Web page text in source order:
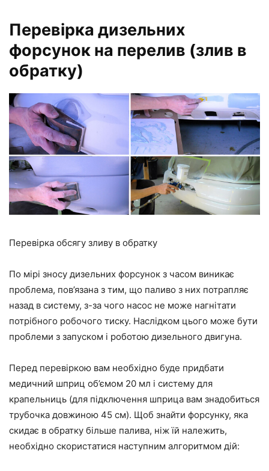
Перевірка дизельних
форсунок на перелив (злив в
обратку)
Перевірка обсягу зливу в обратку
По мірі зносу дизельних форсунок з часом виникає
проблема, пов’язана з тим, що паливо з них потрапляє
назад в систему, з-за чого насос не може нагнітати
потрібного робочого тиску. Наслідком цього може бути
проблеми з запуском і роботою дизельного двигуна.
Перед перевіркою вам необхідно буде придбати
медичний шприц об’ємом 20 мл і систему для
крапельниць (для підключення шприца вам знадобиться
трубочка довжиною 45 см). Щоб знайти форсунку, яка
скидає в обратку більше палива, ніж їй належить,
необхідно скористатися наступним алгоритмом дій: